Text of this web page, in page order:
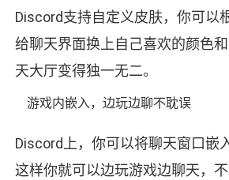
Discord支持自定义皮肤，你可以
给聊天界面换上自己喜欢的颜色
天大厅变得独一无二。
游戏内嵌入，边玩边聊不耽误
Discord上，你可以将聊天窗口嵌
这样你就可以边玩游戏边聊天，